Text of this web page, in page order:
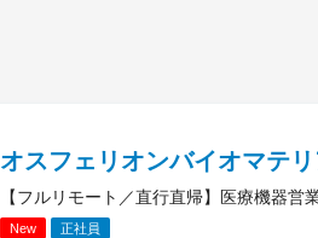
オスフェリオンバイオマテ
【フルリモート／直行直帰】医療機器
New 正社員